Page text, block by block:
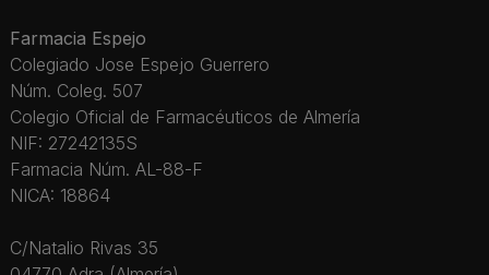
Farmacia Espejo
Colegiado Jose Espejo Guerrero
Núm. Coleg. 507
Colegio Oficial de Farmacéuticos de Almería
NIF: 27242135S
Farmacia Núm. AL-88-F
NICA: 18864
C/Natalio Rivas 35